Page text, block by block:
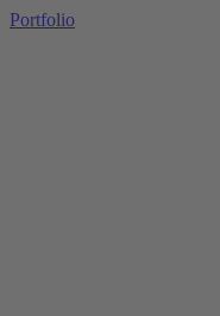
Portfolio